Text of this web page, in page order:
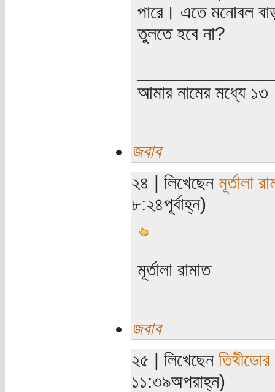
পারে। এতে মনোবল
তুলতে হবে না?
আমার নামের মধ্যে ১৩
জবাব
২৪ | লিখেছেন মূর্তালা
৮:২৪পূর্বাহ্ন)
মূর্তালা রামাত
জবাব
২৫ | লিখেছেন তিথীডোর
১১:৩৯অপরাহ্ন)